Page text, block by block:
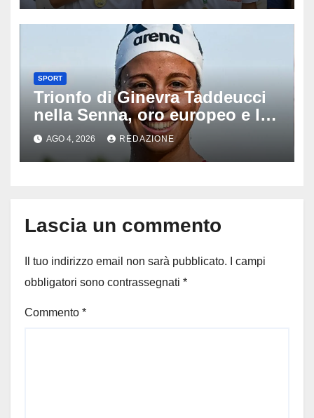
SPORT
Trionfo di Ginevra Taddeucci
nella Senna, oro europeo e la
stoccata sul fiume di Parigi:
‘Era bella zozza’
AGO 4, 2026 REDAZIONE
Lascia un commento
Il tuo indirizzo email non sarà pubblicato.
I campi
obbligatori sono contrassegnati *
Commento *